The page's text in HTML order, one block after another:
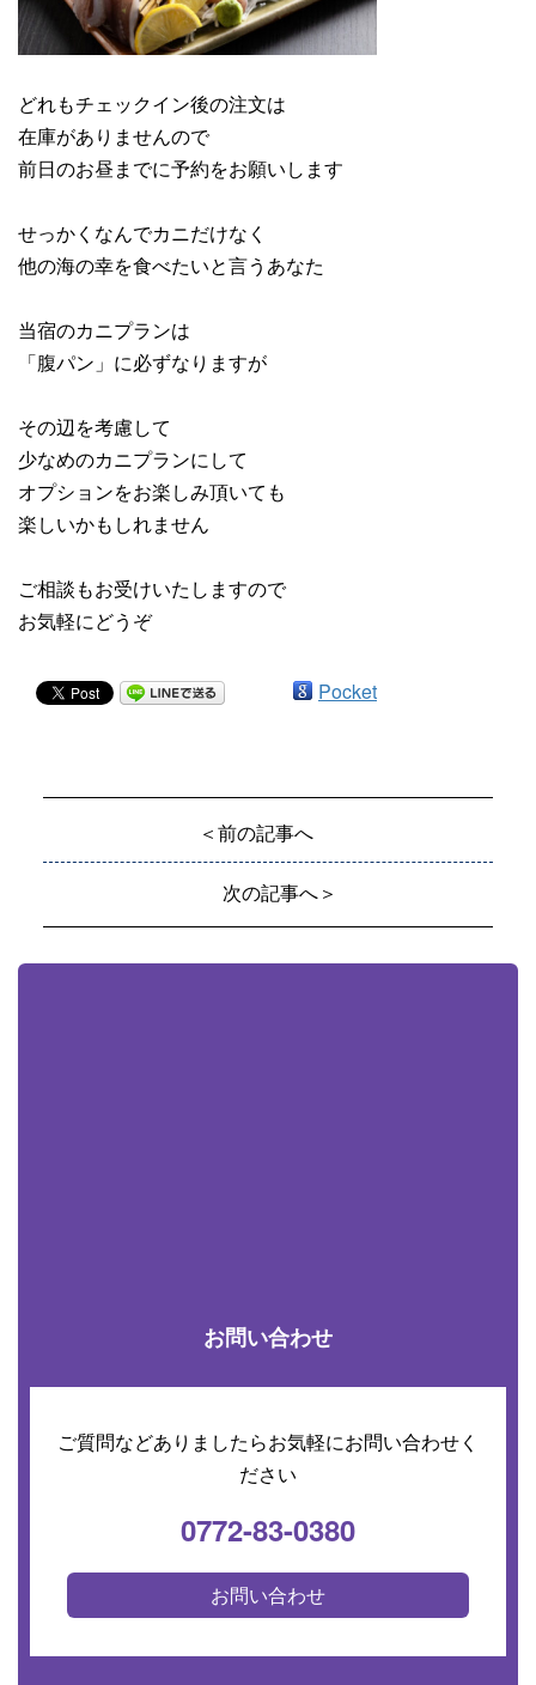
どれもチェックイン後の注文は
在庫がありませんので
前日のお昼までに予約をお願いします
せっかくなんでカニだけなく
他の海の幸を食べたいと言うあなた
当宿のカニプランは
「腹パン」に必ずなりますが
その辺を考慮して
少なめのカニプランにして
オプションをお楽しみ頂いても
楽しいかもしれません
ご相談もお受けいたしますので
お気軽にどうぞ
Pocket
＜前の記事へ
次の記事へ＞
お問い合わせ
ご質問などありましたらお気軽にお問い合わせく
ださい
0772-83-0380
お問い合わせ